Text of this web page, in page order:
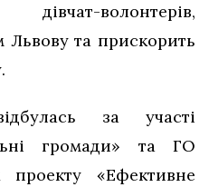
волонтерів,
Львову та прискорить
за участі
громади» та ГО
«Ефективне